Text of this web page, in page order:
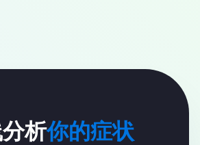
析你的症状